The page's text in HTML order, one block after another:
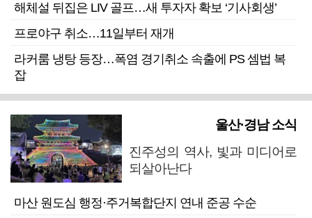
해체설 뒤집은 LIV 골프…새 투자자 확보 ‘기사회생’
프로야구 취소…11일부터 재개
라커룸 냉탕 등장…폭염 경기취소 속출에 PS 셈법 복
잡
울산·경남 소식
진주성의 역사, 빛과 미디어로
되살아난다
마산 원도심 행정·주거복합단지 연내 준공 수순